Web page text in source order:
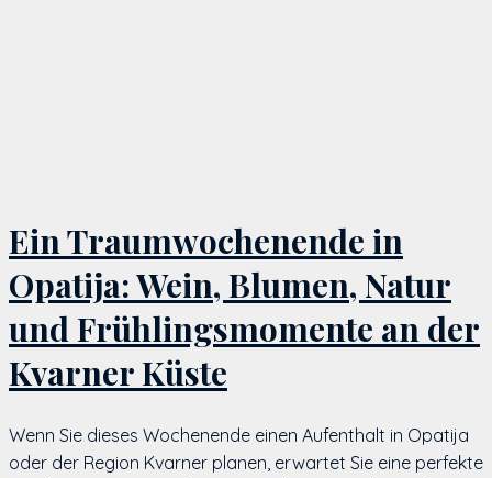
Ein Traumwochenende in
Opatija: Wein, Blumen, Natur
und Frühlingsmomente an der
Kvarner Küste
Wenn Sie dieses Wochenende einen Aufenthalt in Opatija
oder der Region Kvarner planen, erwartet Sie eine perfekte